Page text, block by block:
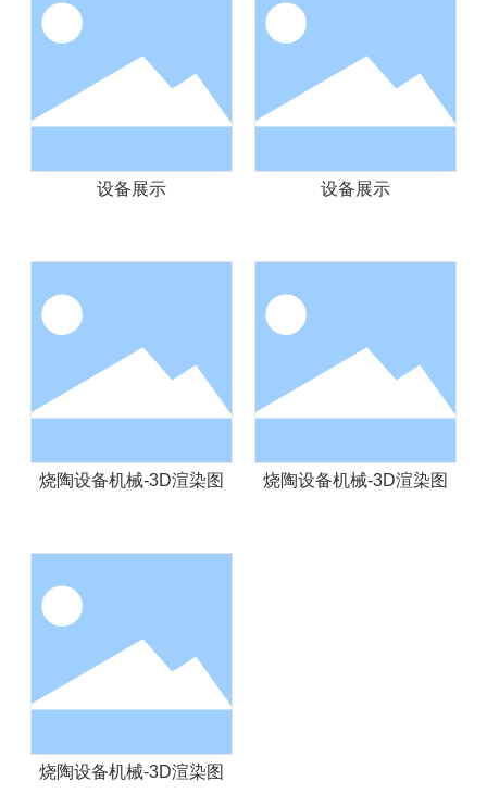
设备展示 设备展示
烧陶设备机械-3D渲染图 烧陶设备机械-3D渲染图
烧陶设备机械-3D渲染图